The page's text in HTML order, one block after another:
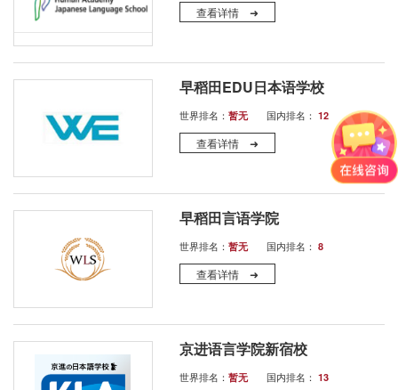
查看详情 ➜
早稻田EDU日本语学校
世界排名： 暂无 国内排名： 12
查看详情 ➜
早稻田言语学院
世界排名： 暂无 国内排名： 8
查看详情 ➜
京进语言学院新宿校
世界排名： 暂无 国内排名： 13